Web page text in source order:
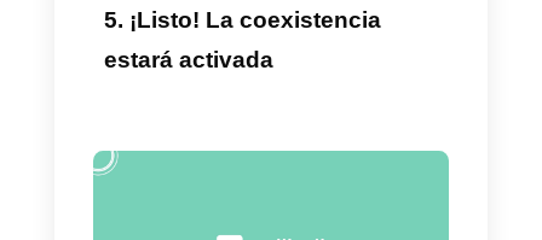
internas, embudos de venta,
chatbots con IA, filtros y